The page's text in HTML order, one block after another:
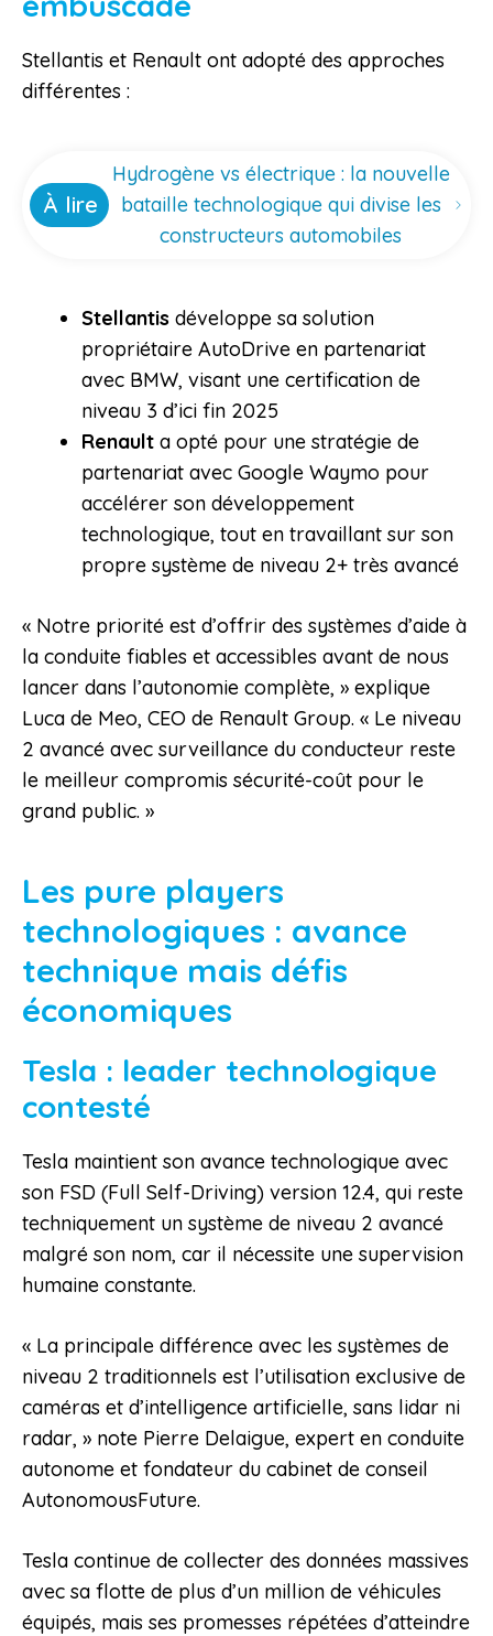
Stellantis et Renault ont adopté des approches
différentes :
À lire
Hydrogène vs électrique : la nouvelle
bataille technologique qui divise les
constructeurs automobiles
Stellantis développe sa solution
propriétaire AutoDrive en partenariat
avec BMW, visant une certification de
niveau 3 d’ici fin 2025
Renault a opté pour une stratégie de
partenariat avec Google Waymo pour
accélérer son développement
technologique, tout en travaillant sur son
propre système de niveau 2+ très avancé
« Notre priorité est d’offrir des systèmes d’aide à
la conduite fiables et accessibles avant de nous
lancer dans l’autonomie complète, » explique
Luca de Meo, CEO de Renault Group. « Le niveau
2 avancé avec surveillance du conducteur reste
le meilleur compromis sécurité-coût pour le
grand public. »
Les pure players
technologiques : avance
technique mais défis
économiques
Tesla : leader technologique
contesté
Tesla maintient son avance technologique avec
son FSD (Full Self-Driving) version 12.4, qui reste
techniquement un système de niveau 2 avancé
malgré son nom, car il nécessite une supervision
humaine constante.
« La principale différence avec les systèmes de
niveau 2 traditionnels est l’utilisation exclusive de
caméras et d’intelligence artificielle, sans lidar ni
radar, » note Pierre Delaigue, expert en conduite
autonome et fondateur du cabinet de conseil
AutonomousFuture.
Tesla continue de collecter des données massives
avec sa flotte de plus d’un million de véhicules
équipés, mais ses promesses répétées d’atteindre